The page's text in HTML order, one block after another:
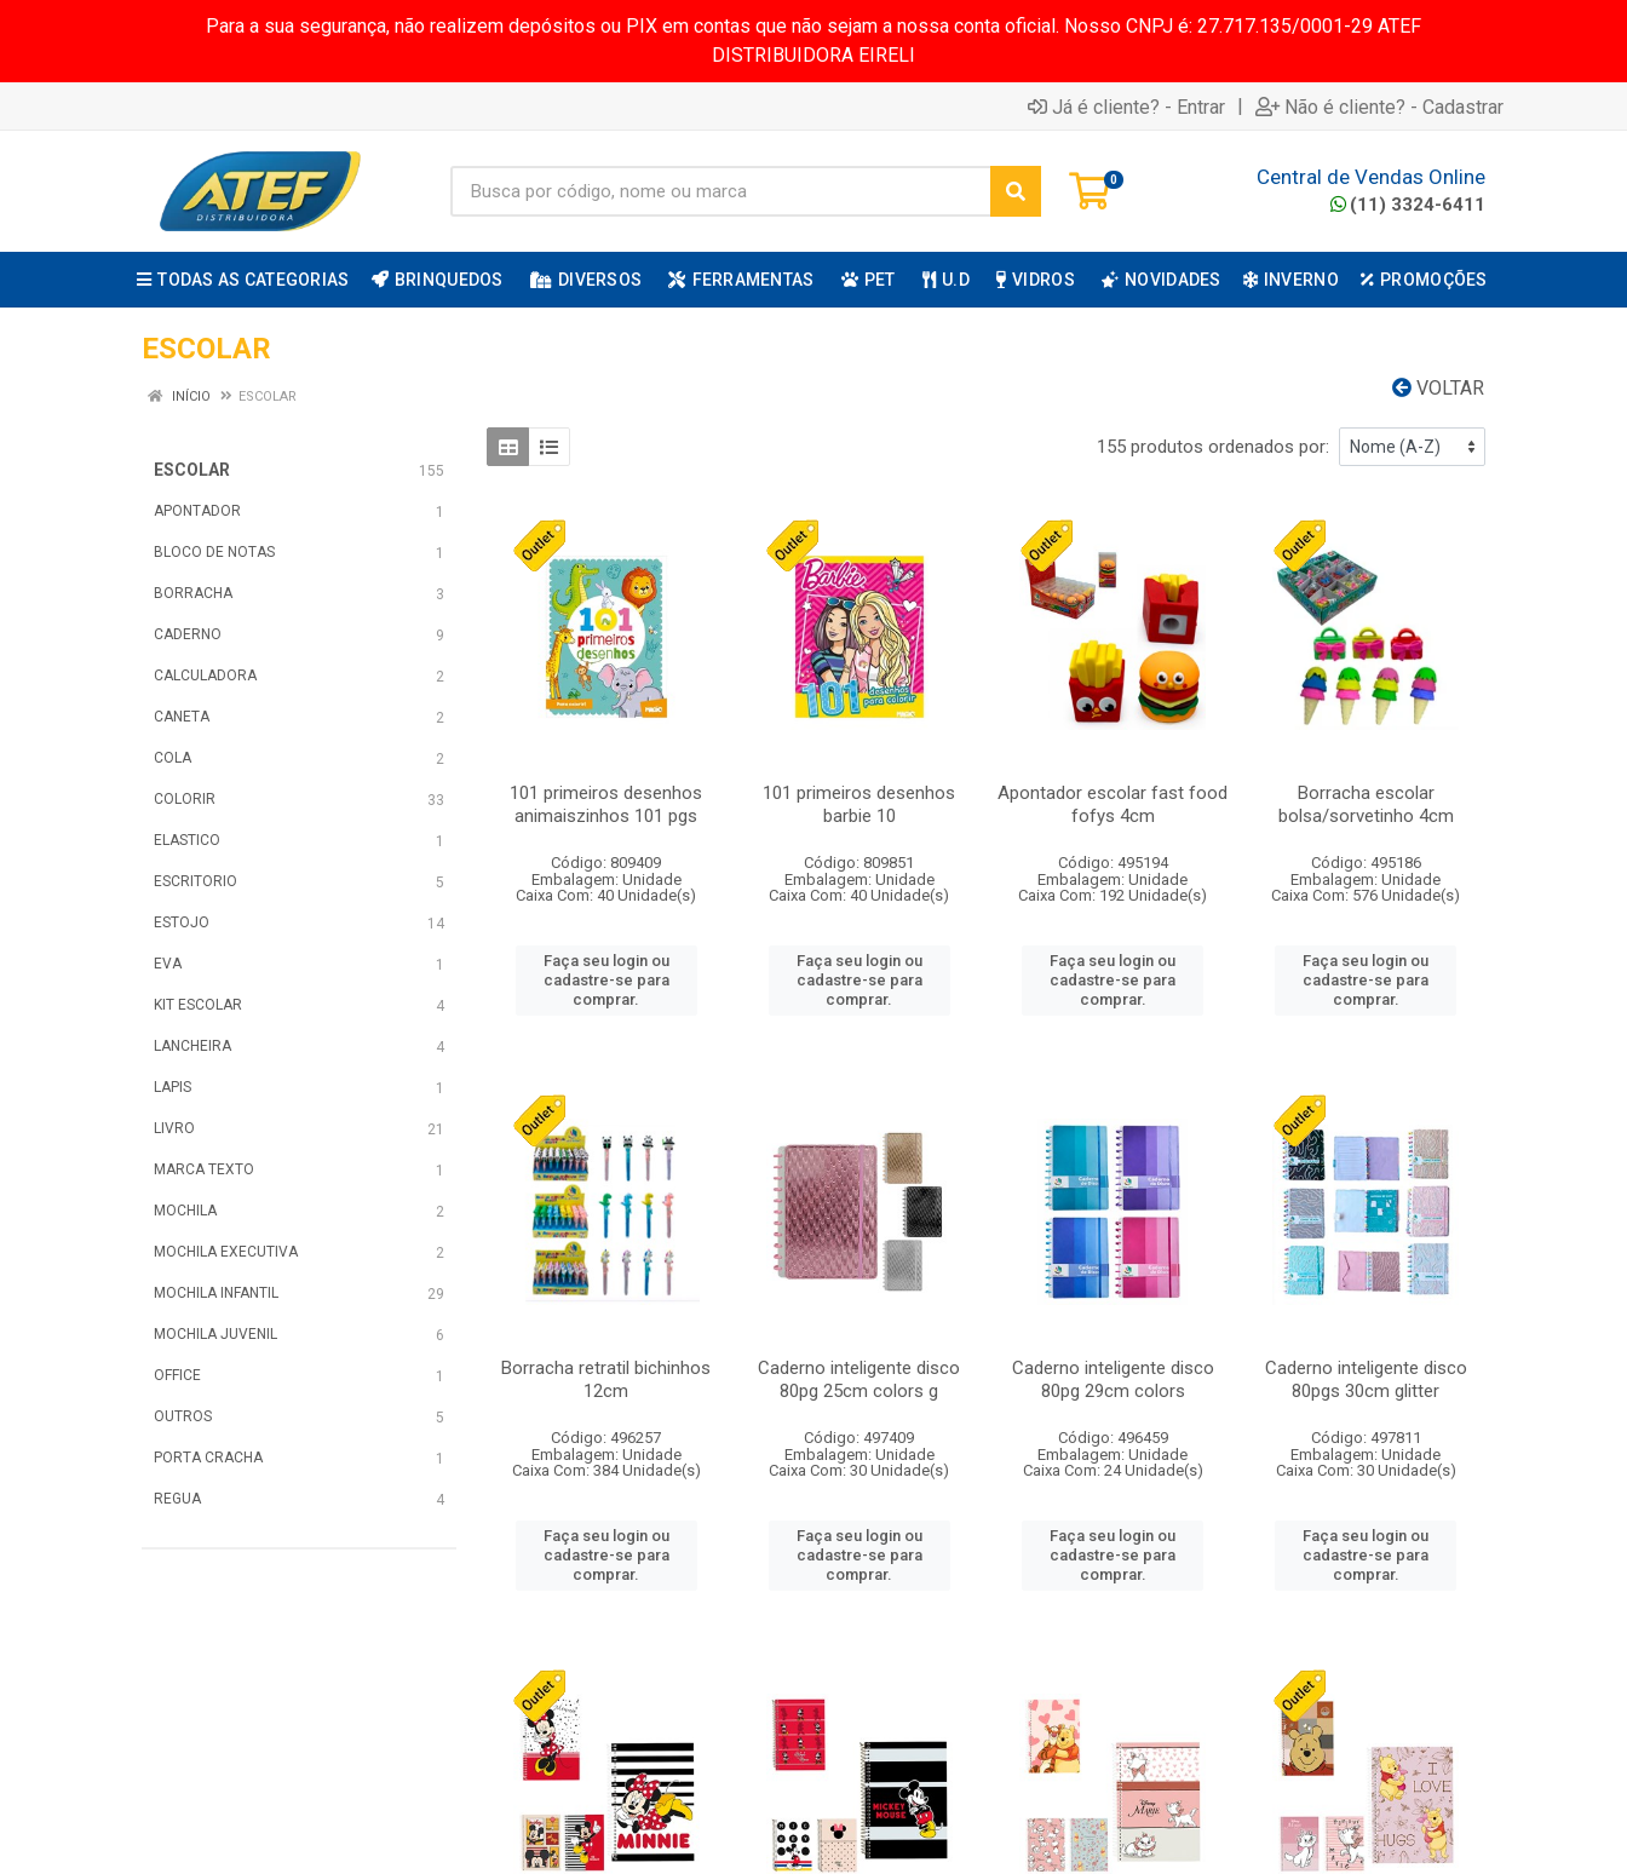
Para a sua segurança, não realizem depósitos ou PIX em contas que não sejam a nossa conta oficial. Nosso CNPJ é: 27.717.135/0001-29 ATEF
DISTRIBUIDORA EIRELI
Já é cliente? - Entrar | Não é cliente? - Cadastrar
0 Central de Vendas Online
(11) 3324-6411
TODAS AS CATEGORIAS BRINQUEDOS DIVERSOS FERRAMENTAS PET U.D VIDROS NOVIDADES INVERNO PROMOÇÕES
ESCOLAR
VOLTAR
INÍCIO ESCOLAR
ESCOLAR 155
APONTADOR 1
BLOCO DE NOTAS 1
BORRACHA 3
CADERNO 9
CALCULADORA 2
CANETA 2
COLA 2
COLORIR 33
ELASTICO 1
ESCRITORIO 5
ESTOJO 14
EVA 1
KIT ESCOLAR 4
LANCHEIRA 4
LAPIS 1
LIVRO 21
MARCA TEXTO 1
MOCHILA 2
MOCHILA EXECUTIVA 2
MOCHILA INFANTIL 29
MOCHILA JUVENIL 6
OFFICE 1
OUTROS 5
PORTA CRACHA 1
REGUA 4
155 produtos ordenados por:
101 primeiros desenhos
animaiszinhos 101 pgs
Código: 809409
Embalagem: Unidade
Caixa Com: 40 Unidade(s)
Faça seu login ou
cadastre-se para
comprar.
101 primeiros desenhos
barbie 10
Código: 809851
Embalagem: Unidade
Caixa Com: 40 Unidade(s)
Faça seu login ou
cadastre-se para
comprar.
Apontador escolar fast food
fofys 4cm
Código: 495194
Embalagem: Unidade
Caixa Com: 192 Unidade(s)
Faça seu login ou
cadastre-se para
comprar.
Borracha escolar
bolsa/sorvetinho 4cm
Código: 495186
Embalagem: Unidade
Caixa Com: 576 Unidade(s)
Faça seu login ou
cadastre-se para
comprar.
Borracha retratil bichinhos
12cm
Código: 496257
Embalagem: Unidade
Caixa Com: 384 Unidade(s)
Faça seu login ou
cadastre-se para
comprar.
Caderno inteligente disco
80pg 25cm colors g
Código: 497409
Embalagem: Unidade
Caixa Com: 30 Unidade(s)
Faça seu login ou
cadastre-se para
comprar.
Caderno inteligente disco
80pg 29cm colors
Código: 496459
Embalagem: Unidade
Caixa Com: 24 Unidade(s)
Faça seu login ou
cadastre-se para
comprar.
Caderno inteligente disco
80pgs 30cm glitter
Código: 497811
Embalagem: Unidade
Caixa Com: 30 Unidade(s)
Faça seu login ou
cadastre-se para
comprar.